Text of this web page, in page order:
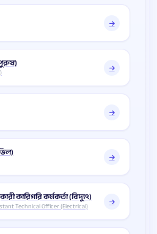
কারিগরি কর্মকর্তা (বিদ্যুৎ)
Technical Officer (Electrical)